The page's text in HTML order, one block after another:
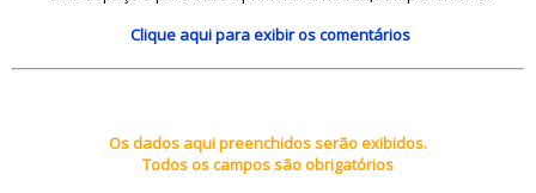
Clique aquipara exibir os comentários
Os dados aqui preenchidos serão exibidos.
Todos os campos são obrigatórios